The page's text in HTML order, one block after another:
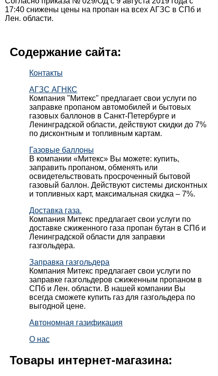
17:40 снижены цены на пропан на всех АГЗС в СПб и
Лен. области.
Содержание сайта:
Контакты
АГЗС АГНКС
Компания "Митекс" предлагает свои услуги по
заправке пропаном автомобилей и бытовых
газовых баллонов в Санкт-Петербурге и
Ленинградской области, действуют скидки до 7%
по дисконтным и топливным картам.
Газовые баллоны
В компании «Митекс» Вы можете: купить,
заправить пропаном, обменять или
освидетельствовать просроченный бытовой
газовый баллон. Действуют системы дисконтных
и топливных карт, максимальная скидка – 7%.
Доставка газа.
Компания Митекс предлагает свои услуги по
доставке сжиженного газа пропан бутан в СПб и
Ленинградской области для заправки
газгольдера.
Заправка газгольдера
Компания Митекс предлагает свои услуги по
заправке газгольдеров сжиженным пропаном в
СПб и Лен. области. В нашей компании Вы
всегда сможете купить газ для газгольдера по
выгодной цене.
Автономная газификация
О нас
Товары интернет-магазина: